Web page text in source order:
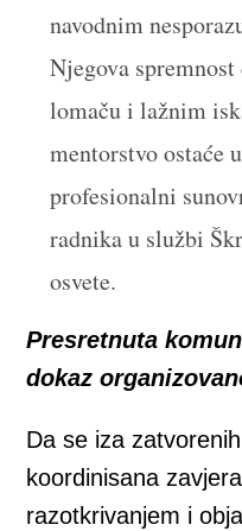
navodnim
Njegova
lomaču i lažnim
mentorstvo ostaće
profesionalni
radnika u službi
osvete.
Presretnuta
dokaz
Da se iza
koordinisana
razotkrivanjem i